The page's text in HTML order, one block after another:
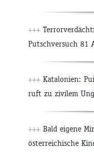
+++
Putschversuch 81
+++ Katalonien:
ruft zu zivilem
+++ Bald eigene
österreichische